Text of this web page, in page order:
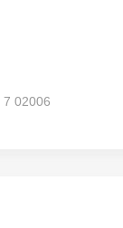
7 02006